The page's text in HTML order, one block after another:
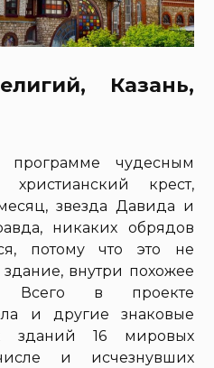
Казань,
чудесным
христианский крест,
звезда Давида и
никаких обрядов
потому что это не
внутри похожее
в проекте
и другие знаковые
зданий 16 мировых
и исчезнувших